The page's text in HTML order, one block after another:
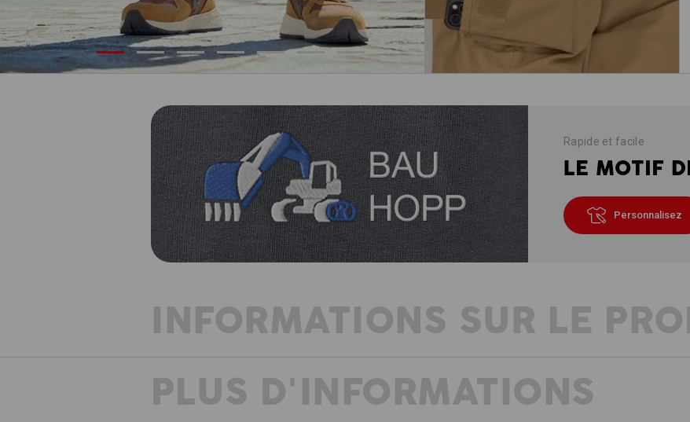
Rapide et facile
LE MOTIF
Personnalisez
INFORMATIONS SUR LE
LA TECHNIQUE RENCONTRE LE
Pantalon de travail résistant aux
PLUS D'INFORMATIONS